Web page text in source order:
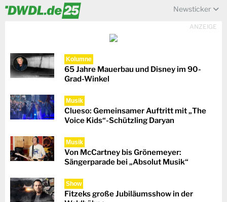
Newsticker
ANZEIGE
Kolumne
65 Jahre Mauerbau und Disney im 90-
Grad-Winkel
Musik
Clueso: Gemeinsamer Auftritt mit „The
Voice Kids“-Schützling Daryan
Musik
Von McCartney bis Grönemeyer:
Sängerparade bei „Absolut Musik“
Show
Fitzeks große Jubiläumsshow in der